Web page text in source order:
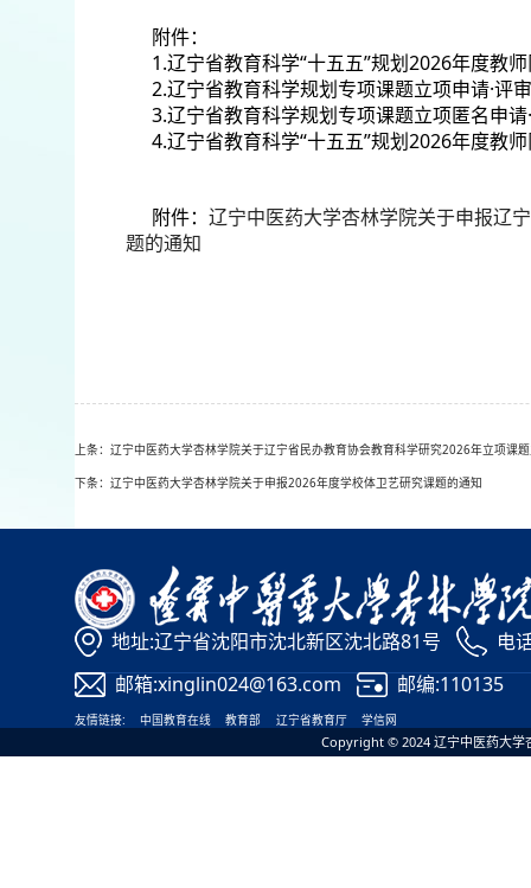
附件：
1.辽宁省教育科学“十五五”规划2026年度教
2.辽宁省教育科学规划专项课题立项申请·评
3.辽宁省教育科学规划专项课题立项匿名申请
4.辽宁省教育科学“十五五”规划2026年度
附件： 辽宁中医药大学杏林学院关于申报辽
题的通知
上条：辽宁中医药大学杏林学院关于辽宁省民办教育协会教育科学研究2026年立项课
下条：辽宁中医药大学杏林学院关于申报2026年度学校体卫艺研究课题的通知
地址:辽宁省沈阳市沈北新区沈北路81号
电
邮箱:xinglin024@163.com
邮编:110135
友情链接: 中国教育在线 教育部 辽宁省教育厅 学信网
Copyright © 2024 辽宁中医药大